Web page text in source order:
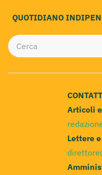
QUOTIDIANO
Articoli
Lettere